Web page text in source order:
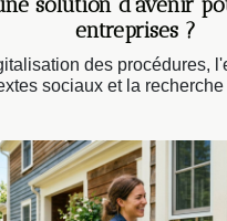
entreprises ?
des procédures,
sociaux et la recherche